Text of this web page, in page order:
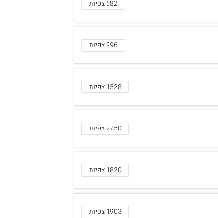
582 צפיות
996 צפיות
1528 צפיות
2750 צפיות
1820 צפיות
1903 צפיות